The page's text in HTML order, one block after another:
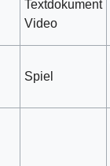
Textdokument
Video
Spiel